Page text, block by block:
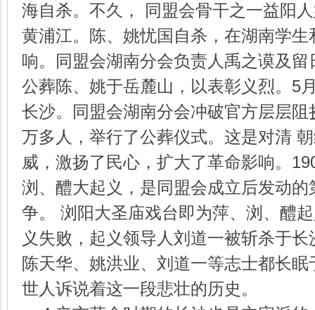
海自杀。不久， 同盟会骨干之一益阳
黄浦江。陈、姚忧国自杀，在湖南学
响。同盟会湖南分会负责人禹之谟及
公葬陈、姚于岳麓山，以表彰义烈。5
长沙。同盟会湖南分会冲破官方层层
万多人，举行了公葬仪式。这是对清
威，激扬了民心，扩大了革命影响。
浏、醴大起义，是同盟会成立后发动
争。 浏阳大圣庙戏台即为萍、浏、醴
义失败，起义领导人刘道一被斩杀于
陈天华、姚洪业、刘道一等志士都长
世人诉说着这一段悲壮的历史。